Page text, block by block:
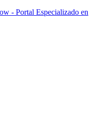
- Portal Especializado en